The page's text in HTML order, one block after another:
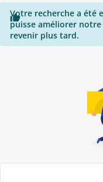

Votre recherche a été
puisse améliorer
revenir plus tard.